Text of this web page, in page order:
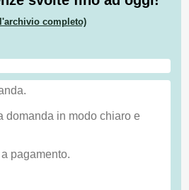
completo)